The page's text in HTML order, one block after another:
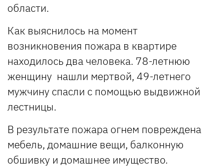
области.
Как выяснилось на момент
возникновения пожара в квартире
находилось два человека. 78-летнюю
женщину нашли мертвой, 49-летнего
мужчину спасли с помощью выдвижной
лестницы.
В результате пожара огнем повреждена
мебель, домашние вещи, балконную
обшивку и домашнее имущество.